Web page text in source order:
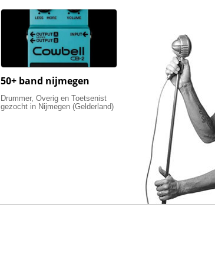
50+ band nijmegen
Drummer, Overig en Toetsenist
gezocht in Nijmegen (Gelderland)